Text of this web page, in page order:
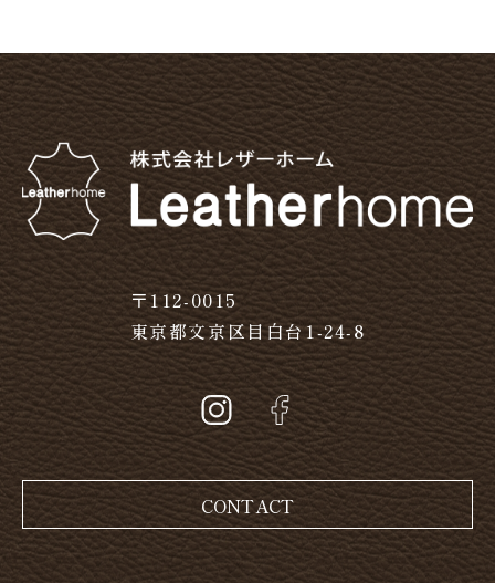
〒112-0015
東京都文京区目白台1-24-8
CONTACT